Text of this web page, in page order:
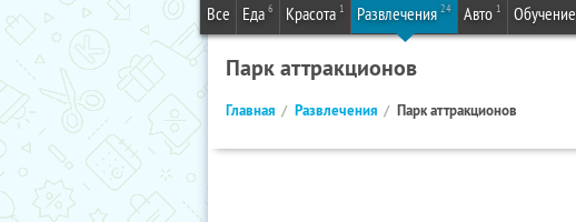
Все Еда 6 Красота 1 Развлечения 24 Авто 1 Обучение
Парк аттракционов
Главная Развлечения Парк аттракционов